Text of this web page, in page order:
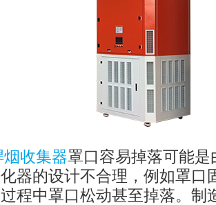
收集器罩口容易掉落可能
器的设计不合理，例如罩口
程中罩口松动甚至掉落。制